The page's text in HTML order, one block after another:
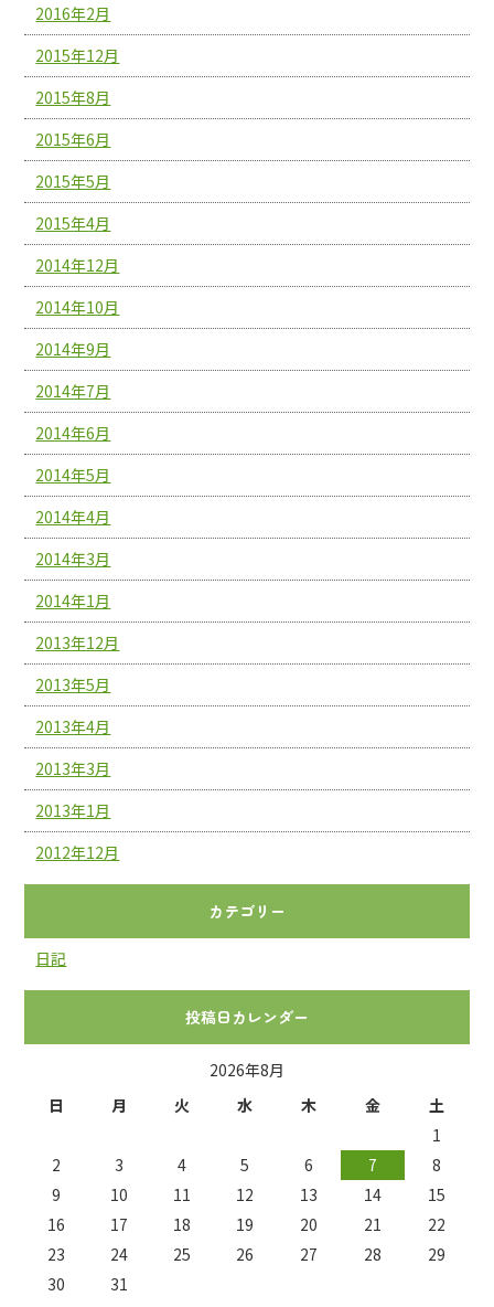
2016年2月
2015年12月
2015年8月
2015年6月
2015年5月
2015年4月
2014年12月
2014年10月
2014年9月
2014年7月
2014年6月
2014年5月
2014年4月
2014年3月
2014年1月
2013年12月
2013年5月
2013年4月
2013年3月
2013年1月
2012年12月
カテゴリー
日記
投稿日カレンダー
2026年8月
日
月 火 水 木 金 土
1
2
3 4 5 6 7
8
9
10 11 12 13 14
15
16
17 18 19 20 21
22
23
24 25 26 27 28
29
30
31